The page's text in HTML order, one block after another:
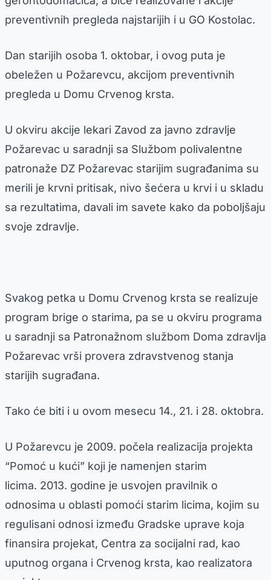
preventivnih pregleda najstarijih i u GO Kostolac.
Dan starijih osoba 1. oktobar, i ovog puta je
obeležen u Požarevcu, akcijom preventivnih
pregleda u Domu Crvenog krsta.
U okviru akcije lekari Zavod za javno zdravlje
Požarevac u saradnji sa Službom polivalentne
patronaže DZ Požarevac starijim sugrađanima su
merili je krvni pritisak, nivo šećera u krvi i u skladu
sa rezultatima, davali im savete kako da poboljšaju
svoje zdravlje.
Svakog petka u Domu Crvenog krsta se realizuje
program brige o starima, pa se u okviru programa
u saradnji sa Patronažnom službom Doma zdravlja
Požarevac vrši provera zdravstvenog stanja
starijih sugrađana.
Tako će biti i u ovom mesecu 14., 21. i 28. oktobra.
U Požarevcu je 2009. počela realizacija projekta
“Pomoć u kući” koji je namenjen starim
licima. 2013. godine je usvojen pravilnik o
odnosima u oblasti pomoći starim licima, kojim su
regulisani odnosi između Gradske uprave koja
finansira projekat, Centra za socijalni rad, kao
uputnog organa i Crvenog krsta, kao realizatora